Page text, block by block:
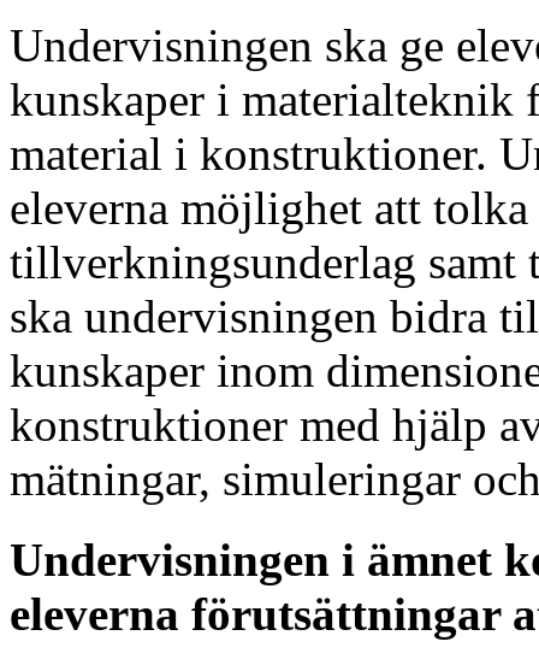
Undervisningen ska ge
kunskaper i materialteknik
material i konstruktioner.
eleverna möjlighet att
tillverkningsunderlag samt
ska undervisningen bidra
kunskaper inom
konstruktioner med hjälp
mätningar, simuleringar
Undervisningen i ämnet
eleverna förutsättningar